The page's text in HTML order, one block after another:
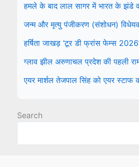
हमले के बाद लाल सागर में भारत के झंडे
जन्म और मृत्यु पंजीकरण (संशोधन)
हर्षिता जाखड़ ‘टूर डी फ्रांस फेम्स
ग्लाव झील अरुणाचल प्रदेश की पहली
एयर मार्शल तेजपाल सिंह को एयर स्टाफ
Search